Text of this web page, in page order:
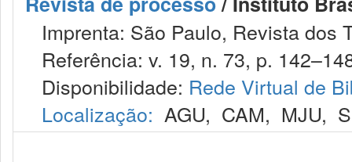
Imprenta: São Paulo, Revista dos
Referência: v. 19, n. 73, p.
Disponibilidade: Rede Virtual de
Localização: AGU, CAM, MJU,